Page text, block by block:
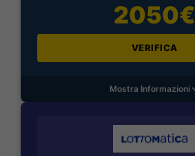
2050€
VERIFICA
Mostra Informazioni